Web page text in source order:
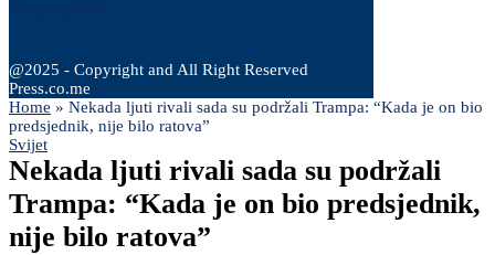
@2025 - Copyright and All Right Reserved
Press.co.me
Home » Nekada ljuti rivali sada su podržali Trampa: “Kada je on bio
predsjednik, nije bilo ratova”
Svijet
Nekada ljuti rivali sada su podržali
Trampa: “Kada je on bio predsjednik,
nije bilo ratova”